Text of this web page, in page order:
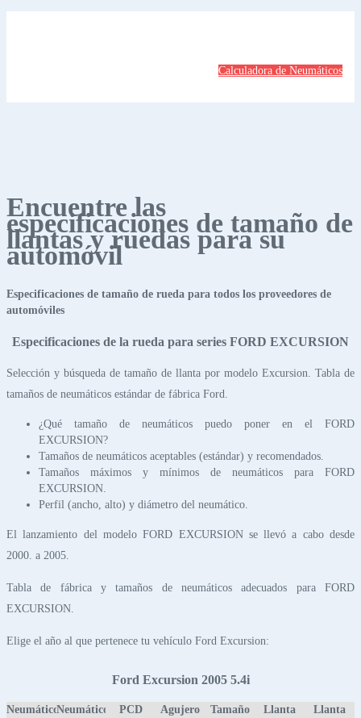
Calculadora de Neumáticos
Encuentre las
especificaciones de tamaño de
llantas y ruedas para su
automóvil
Especificaciones de tamaño de rueda para todos los proveedores de
automóviles
Especificaciones de la rueda para series FORD EXCURSION
Selección y búsqueda de tamaño de llanta por modelo Excursion. Tabla de
tamaños de neumáticos estándar de fábrica Ford.
¿Qué tamaño de neumáticos puedo poner en el FORD
EXCURSION?
Tamaños de neumáticos aceptables (estándar) y recomendados.
Tamaños máximos y mínimos de neumáticos para FORD
EXCURSION.
Perfil (ancho, alto) y diámetro del neumático.
El lanzamiento del modelo FORD EXCURSION se llevó a cabo desde
2000. a 2005.
Tabla de fábrica y tamaños de neumáticos adecuados para FORD
EXCURSION.
Elige el año al que pertenece tu vehículo Ford Excursion:
Ford Excursion 2005 5.4i
NeumáticoNeumático
PCD
Agujero
Tamaño
Llanta
Llanta